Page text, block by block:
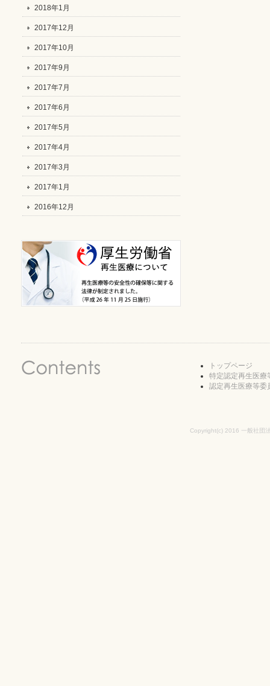
2018年1月
2017年12月
2017年10月
2017年9月
2017年7月
2017年6月
2017年5月
2017年4月
2017年3月
2017年1月
2016年12月
トップページ
特定認定再生医療
認定再生医療等委
Copyright(c) 2016 一般社団